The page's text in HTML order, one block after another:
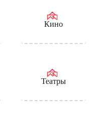
Кино
Театры